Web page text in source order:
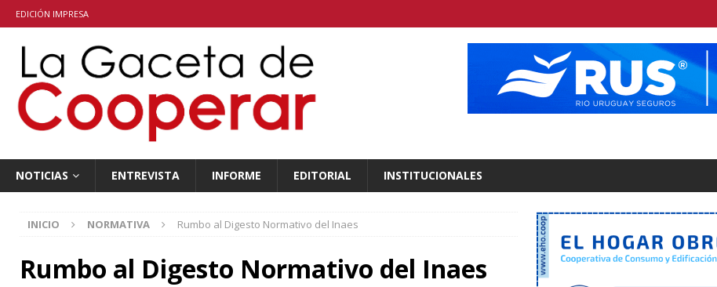
EDICIÓN IMPRESA
NOTICIAS ENTREVISTA INFORME EDITORIAL INSTITUCIONALES
INICIO NORMATIVA Rumbo al Digesto Normativo del Inaes
Rumbo al Digesto Normativo del Inaes